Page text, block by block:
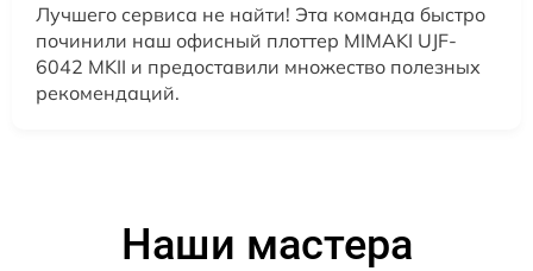
Лучшего сервиса не найти! Эта команда быстро
починили наш офисный плоттер MIMAKI UJF-
6042 MKII и предоставили множество полезных
рекомендаций.
Наши мастера